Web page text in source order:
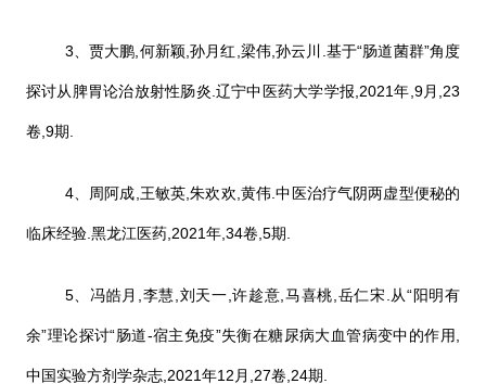
3、贾大鹏,何新颖,孙月红,梁伟,孙云川.基于“肠道菌群”角度
探讨从脾胃论治放射性肠炎.辽宁中医药大学学报,2021年,9月,23
卷,9期.
4、周阿成,王敏英,朱欢欢,黄伟.中医治疗气阴两虚型便秘的
临床经验.黑龙江医药,2021年,34卷,5期.
5、冯皓月,李慧,刘天一,许趁意,马喜桃,岳仁宋.从“阳明有
余”理论探讨“肠道-宿主免疫”失衡在糖尿病大血管病变中的作用,
中国实验方剂学杂志,2021年12月,27卷,24期.